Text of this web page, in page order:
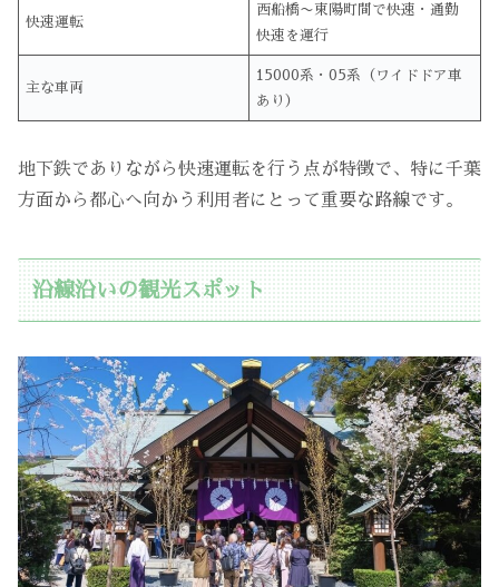
快速運転
西船橋〜東陽町間で快速・通勤
快速を運行
主な車両
15000系・05系（ワイドドア車
あり）
地下鉄でありながら快速運転を行う点が特徴で、特に千葉
方面から都心へ向かう利用者にとって重要な路線です。
沿線沿いの観光スポット